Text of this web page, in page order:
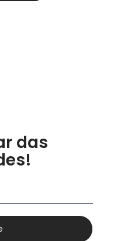
das